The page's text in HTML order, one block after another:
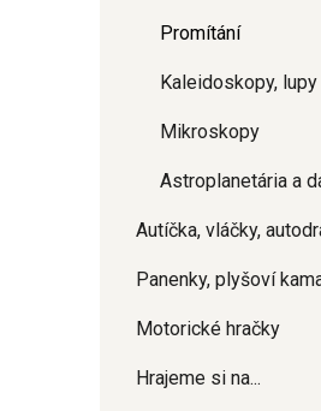
Promítání
Kaleidoskopy,
Mikroskopy
Astroplanetária a
Autíčka, vláčky,
Panenky, plyšoví
Motorické hračky
Hrajeme si na...